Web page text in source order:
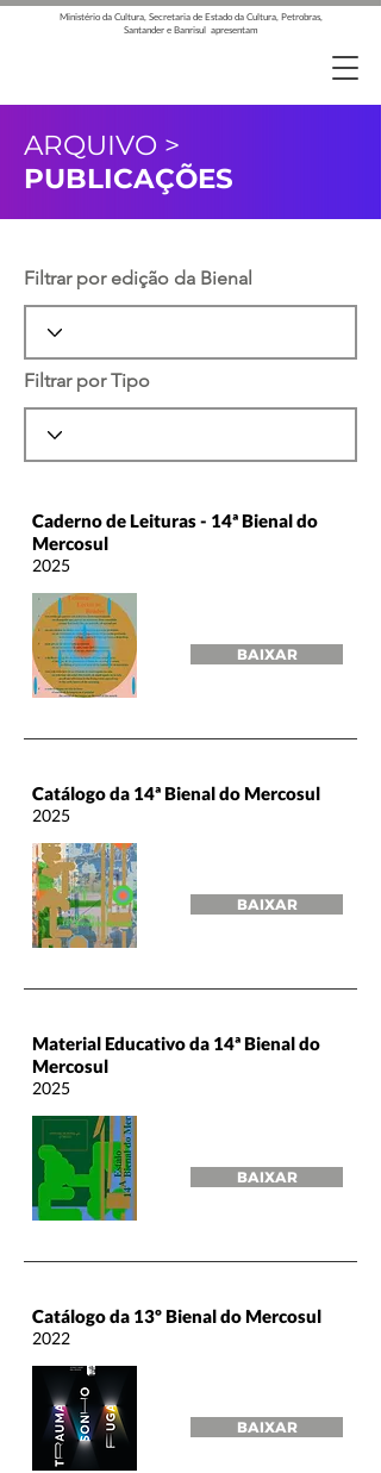
Ministério da Cultura, Secretaria de Estado da Cultura, Petrobras,
Santander e Banrisul apresentam
ARQUIVO >
PUBLICAÇÕES
Filtrar por edição da Bienal
Filtrar por Tipo
Caderno de Leituras - 14ª Bienal do
Mercosul
2025
BAIXAR
Catálogo da 14ª Bienal do Mercosul
2025
BAIXAR
Material Educativo da 14ª Bienal do
Mercosul
2025
BAIXAR
Catálogo da 13º Bienal do Mercosul
2022
BAIXAR